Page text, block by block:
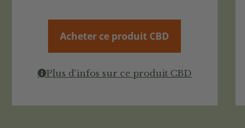
Acheter ce produit CBD
Plus d'infos sur ce produit CBD